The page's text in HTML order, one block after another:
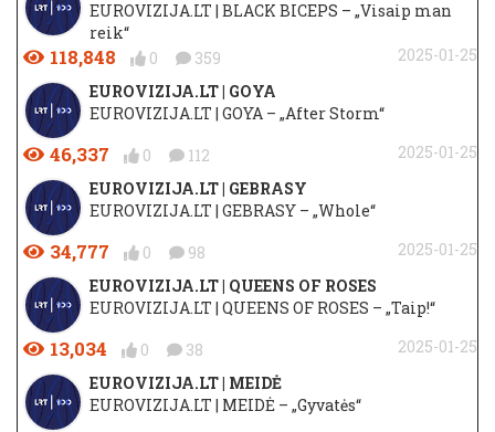
EUROVIZIJA.LT | BLACK BICEPS – „Visaip man
reik“
118,848 0 359
2025-01-25
EUROVIZIJA.LT | GOYA
EUROVIZIJA.LT | GOYA – „After Storm“
46,337 0 112
2025-01-25
EUROVIZIJA.LT | GEBRASY
EUROVIZIJA.LT | GEBRASY – „Whole“
34,777 0 98
2025-01-25
EUROVIZIJA.LT | QUEENS OF ROSES
EUROVIZIJA.LT | QUEENS OF ROSES – „Taip!“
13,034 0 38
2025-01-25
EUROVIZIJA.LT | MEIDĖ
EUROVIZIJA.LT | MEIDĖ – „Gyvatės“